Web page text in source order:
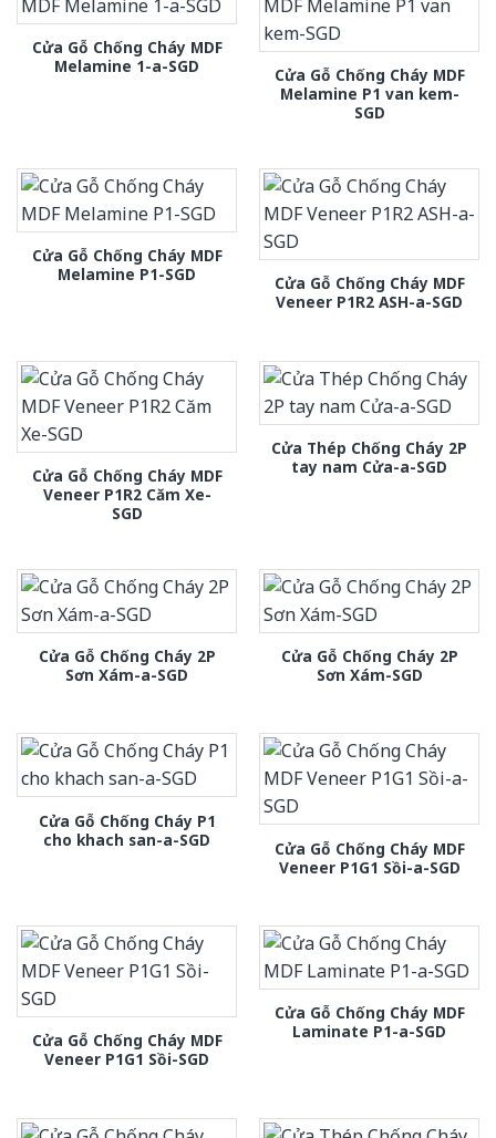
Cửa Gỗ Chống Cháy MDF
Melamine 1-a-SGD
Cửa Gỗ Chống Cháy MDF
Melamine P1 van kem-
SGD
Cửa Gỗ Chống Cháy MDF
Melamine P1-SGD
Cửa Gỗ Chống Cháy MDF
Veneer P1R2 ASH-a-SGD
Cửa Gỗ Chống Cháy MDF
Veneer P1R2 Căm Xe-
SGD
Cửa Thép Chống Cháy 2P
tay nam Cửa-a-SGD
Cửa Gỗ Chống Cháy 2P
Sơn Xám-a-SGD
Cửa Gỗ Chống Cháy 2P
Sơn Xám-SGD
Cửa Gỗ Chống Cháy P1
cho khach san-a-SGD
Cửa Gỗ Chống Cháy MDF
Veneer P1G1 Sồi-a-SGD
Cửa Gỗ Chống Cháy MDF
Veneer P1G1 Sồi-SGD
Cửa Gỗ Chống Cháy MDF
Laminate P1-a-SGD